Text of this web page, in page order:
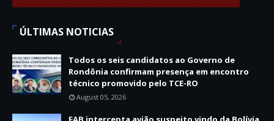
ÚLTIMAS NOTICIAS
Todos os seis candidatos ao Governo de
Rondônia confirmam presença em encontro
técnico promovido pelo TCE-RO
August 05, 2026